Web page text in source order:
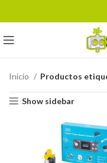
Inicio Productos
Show sidebar